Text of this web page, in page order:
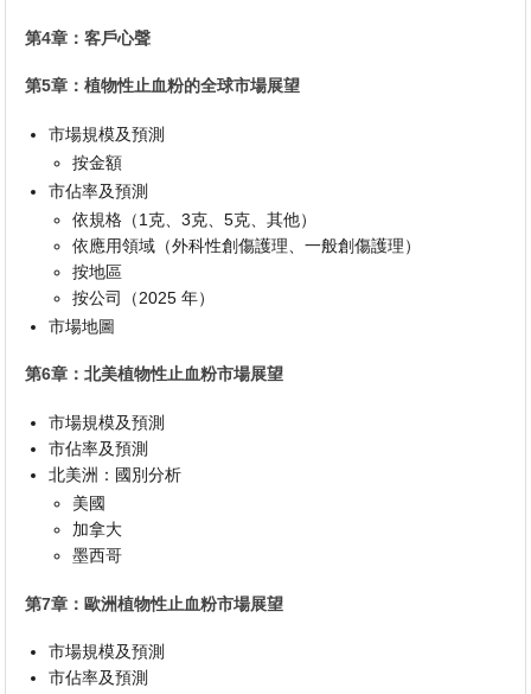
第4章：客戶心聲
第5章：植物性止血粉的全球市場展望
市場規模及預測
按金額
市佔率及預測
依規格（1克、3克、5克、其他）
依應用領域（外科性創傷護理、一般創傷護理）
按地區
按公司（2025 年）
市場地圖
第6章：北美植物性止血粉市場展望
市場規模及預測
市佔率及預測
北美洲：國別分析
美國
加拿大
墨西哥
第7章：歐洲植物性止血粉市場展望
市場規模及預測
市佔率及預測